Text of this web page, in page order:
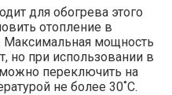
для обогрева этого
отопление в
мощность
но при использовании в
переключить на
не более 30˚С.